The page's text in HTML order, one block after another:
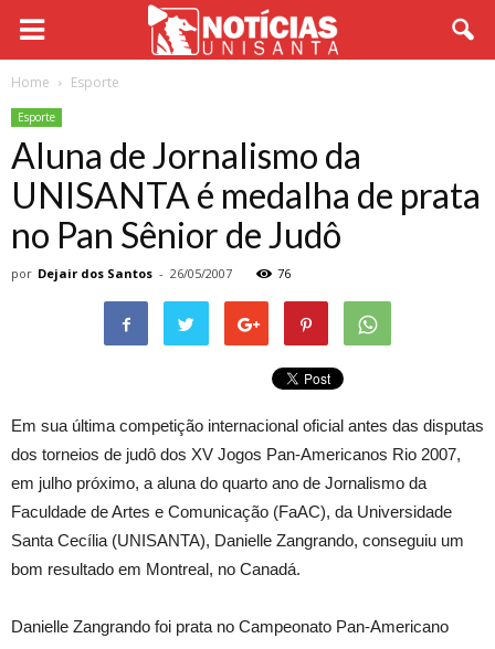
Home Esporte
Esporte
Aluna de Jornalismo da
UNISANTA é medalha de prata
no Pan Sênior de Judô
por Dejair dos Santos - 26/05/2007 76
Em sua última competição internacional oficial antes das disputas
dos torneios de judô dos XV Jogos Pan-Americanos Rio 2007,
em julho próximo, a aluna do quarto ano de Jornalismo da
Faculdade de Artes e Comunicação (FaAC), da Universidade
Santa Cecília (UNISANTA), Danielle Zangrando, conseguiu um
bom resultado em Montreal, no Canadá.
Danielle Zangrando foi prata no Campeonato Pan-Americano